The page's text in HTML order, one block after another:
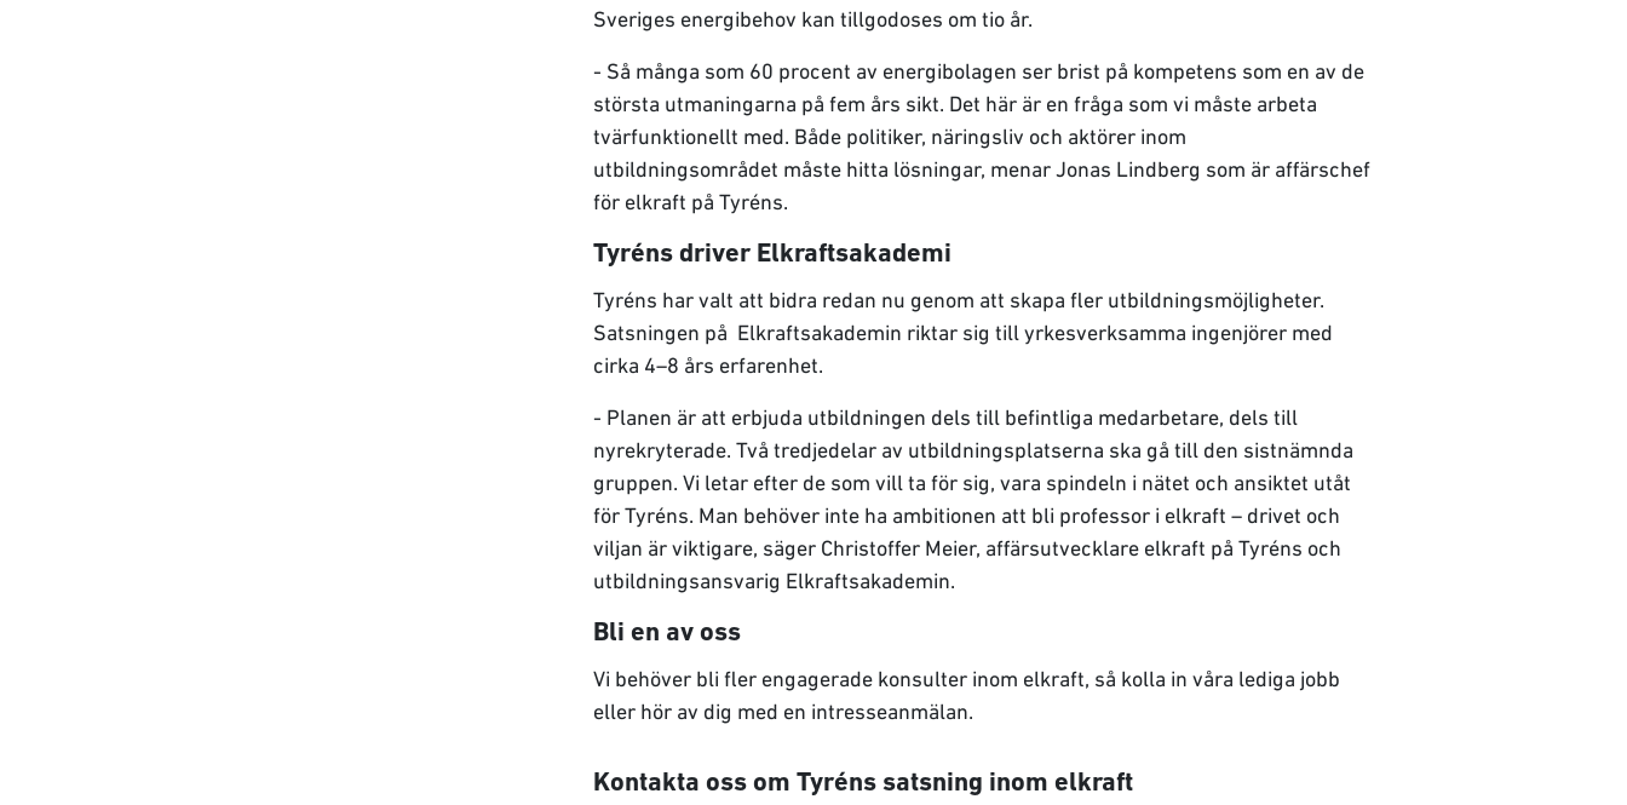
Sveriges energibehov kan tillgodoses om tio år.
- Så många som 60 procent av energibolagen ser brist på kompetens som en av de
största utmaningarna på fem års sikt. Det här är en fråga som vi måste arbeta
tvärfunktionellt med. Både politiker, näringsliv och aktörer inom
utbildningsområdet måste hitta lösningar, menar Jonas Lindberg som är affärschef
för elkraft på Tyréns.
Tyréns driver Elkraftsakademi
Tyréns har valt att bidra redan nu genom att skapa fler utbildningsmöjligheter.
Satsningen på Elkraftsakademin riktar sig till yrkesverksamma ingenjörer med
cirka 4–8 års erfarenhet.
- Planen är att erbjuda utbildningen dels till befintliga medarbetare, dels till
nyrekryterade. Två tredjedelar av utbildningsplatserna ska gå till den sistnämnda
gruppen. Vi letar efter de som vill ta för sig, vara spindeln i nätet och ansiktet utåt
för Tyréns. Man behöver inte ha ambitionen att bli professor i elkraft – drivet och
viljan är viktigare, säger Christoffer Meier, affärsutvecklare elkraft på Tyréns och
utbildningsansvarig Elkraftsakademin.
Bli en av oss
Vi behöver bli fler engagerade konsulter inom elkraft, så kolla in våra lediga jobb
eller hör av dig med en intresseanmälan.
Kontakta oss om Tyréns satsning inom elkraft